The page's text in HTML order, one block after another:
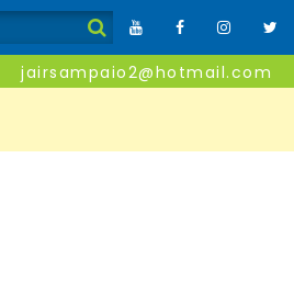
jairsampaio2@hotmail.com